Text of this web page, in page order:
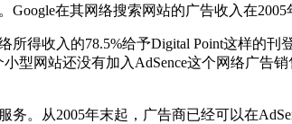
在其网络搜索网站的广告收入在
得收入的78.5%给予Digital Point这样的刊
型网站还没有加入AdSence这个网络广告
。从2005年末起，广告商已经可以在